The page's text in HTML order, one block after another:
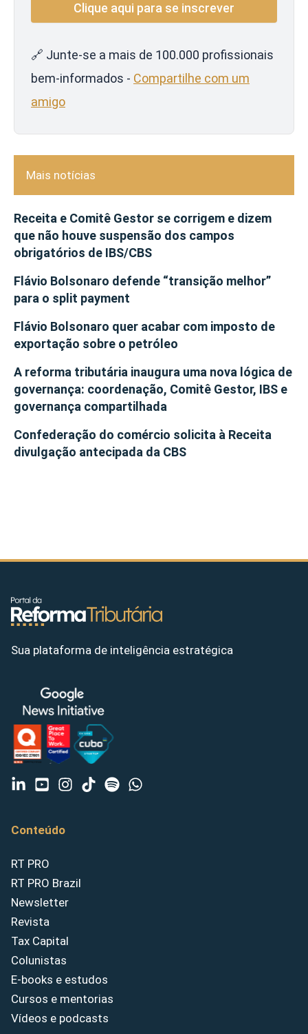
🔗 Junte-se a mais de 100.000 profissionais
bem-informados - Compartilhe com um
amigo
Mais notícias
Receita e Comitê Gestor se corrigem e dizem
que não houve suspensão dos campos
obrigatórios de IBS/CBS
Flávio Bolsonaro defende “transição melhor”
para o split payment
Flávio Bolsonaro quer acabar com imposto de
exportação sobre o petróleo
A reforma tributária inaugura uma nova lógica de
governança: coordenação, Comitê Gestor, IBS e
governança compartilhada
Confederação do comércio solicita à Receita
divulgação antecipada da CBS
Sua plataforma de inteligência estratégica
Conteúdo
RT PRO
RT PRO Brazil
Newsletter
Revista
Tax Capital
Colunistas
E-books e estudos
Cursos e mentorias
Vídeos e podcasts